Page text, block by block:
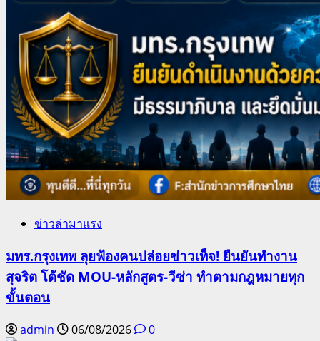
ข่าวล่ามาแรง
มทร.กรุงเทพ ลุยฟ้องคนปล่อยข่าวเท็จ! ยืนยันทำงาน
สุจริต โต้ชัด MOU-หลักสูตร-วีซ่า ทำตามกฎหมายทุก
ขั้นตอน
admin 06/08/2026 0